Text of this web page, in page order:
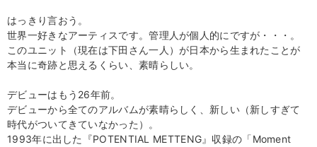
はっきり言おう。
世界一好きなアーティスです。管理人が個人的にですが・・・。
このユニット（現在は下田さん一人）が日本から生まれたことが
本当に奇跡と思えるくらい、素晴らしい。
デビューはもう26年前。
デビューから全てのアルバムが素晴らしく、新しい（新しすぎて
時代がついてきていなかった）。
1993年に出した『POTENTIAL METTENG』収録の「Moment